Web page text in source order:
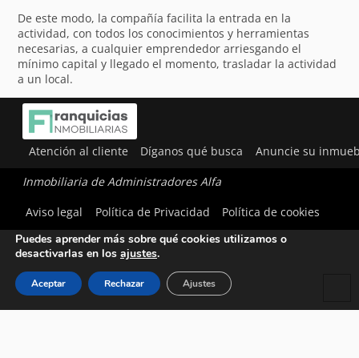
De este modo, la compañía facilita la entrada en la
actividad, con todos los conocimientos y herramientas
necesarias, a cualquier emprendedor arriesgando el
mínimo capital y llegado el momento, trasladar la actividad
a un local.
Atención al cliente Díganos qué busca Anuncie su
Inmobiliaria de Administradores Alfa
Aviso legal
Política de Privacidad Política de cookies
Utilizamos cookies para ofrecerte la mejor experiencia en
Puedes aprender más sobre qué cookies utilizamos o
desactivarlas en los ajustes.
Aceptar Rechazar Ajustes